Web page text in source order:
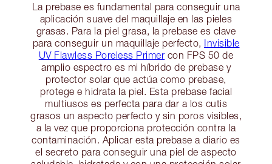
La prebase es fundamental para conseguir una
aplicación suave del maquillaje en las pieles
grasas. Para la piel grasa, la prebase es clave
para conseguir un maquillaje perfecto, Invisible
UV Flawless Poreless Primer con FPS 50 de
amplio espectro es mi híbrido de prebase y
protector solar que actúa como prebase,
protege e hidrata la piel. Esta prebase facial
multiusos es perfecta para dar a los cutis
grasos un aspecto perfecto y sin poros visibles,
a la vez que proporciona protección contra la
contaminación. Aplicar esta prebase a diario es
el secreto para conseguir una piel de aspecto